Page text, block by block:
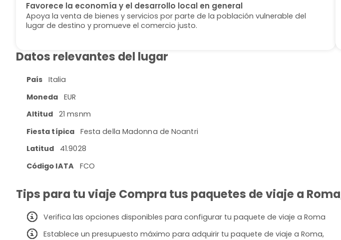
Favorece la economía y el desarrollo local en general
Apoya la venta de bienes y servicios por parte de la población vulnerable del
lugar de destino y promueve el comercio justo.
Datos relevantes del lugar
País Italia
Moneda EUR
Altitud
21 msnm
Fiesta típica Festa della Madonna de Noantri
Latitud
41.9028
Código IATA
FCO
Tips para tu viaje Compra tus paquetes de viaje a
Verifica las opciones disponibles para configurar tu paquete de viaje a Roma
Establece un presupuesto máximo para adquirir tu paquete de viaje a Roma,